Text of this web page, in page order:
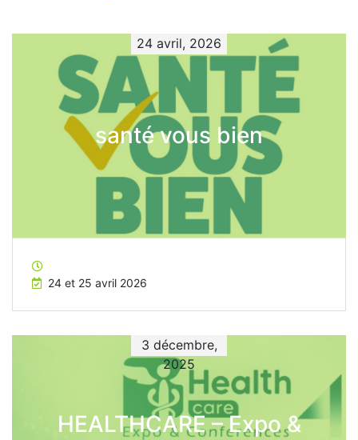
24 avril, 2026
santé vous bien
24 et 25 avril 2026
3 décembre,
2025
HEALTHCARE – Expo &